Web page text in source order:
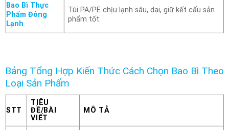
Bao Bì Thực
Phẩm Đông
Lạnh
Túi PA/PE chịu lạnh sâu, dai, giữ kết cấu sản
phẩm tốt.
Bảng Tổng Hợp Kiến Thức Cách Chọn Bao Bì Theo
Loại Sản Phẩm
STT
TIÊU
ĐỀ/BÀI
VIẾT
MÔ TẢ